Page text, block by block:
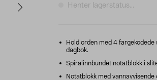
Henter lagerstatus...
Hold orden med 4
dagbok.
Spiralinnbundet notatblokk i
Notatblokk med